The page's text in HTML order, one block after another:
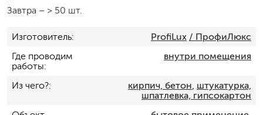
Завтра – > 50 шт.
Изготовитель ProfiLux / ПрофиЛюкс
Где проводим
работы
внутри помещения
Из чего? кирпич, бетон штукатурка,
шпатлевка, гипсокартон